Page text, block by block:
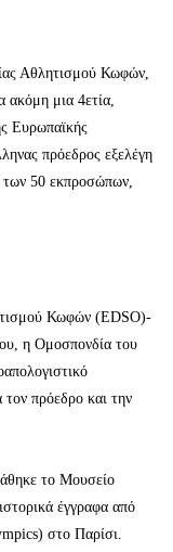
Αθλητισμού Κωφών,
ακόμη μια 4ετία,
Ευρωπαϊκής
πρόεδρος εξελέγη
των 50 εκπροσώπων,
Κωφών (EDSO)-
η Ομοσπονδία του
πρόεδρο και την
το Μουσείο
έγγραφα από
στο Παρίσι.